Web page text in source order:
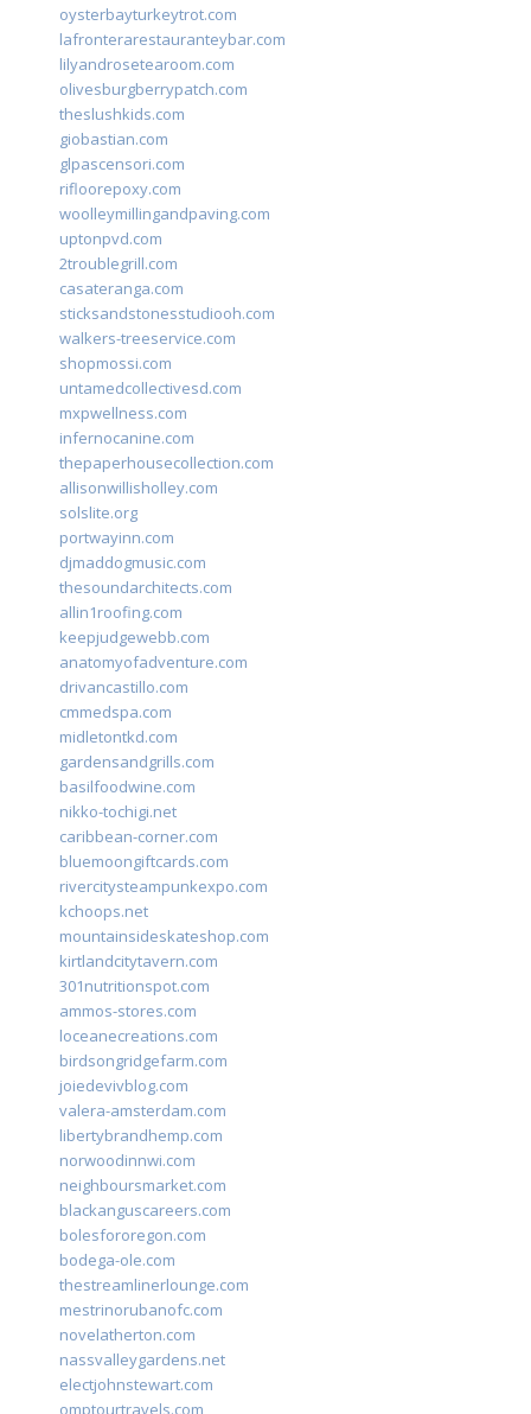
oysterbayturkeytrot.com
lafronterarestauranteybar.com
lilyandrosetearoom.com
olivesburgberrypatch.com
theslushkids.com
giobastian.com
glpascensori.com
rifloorepoxy.com
woolleymillingandpaving.com
uptonpvd.com
2troublegrill.com
casateranga.com
sticksandstonesstudiooh.com
walkers-treeservice.com
shopmossi.com
untamedcollectivesd.com
mxpwellness.com
infernocanine.com
thepaperhousecollection.com
allisonwillisholley.com
solslite.org
portwayinn.com
djmaddogmusic.com
thesoundarchitects.com
allin1roofing.com
keepjudgewebb.com
anatomyofadventure.com
drivancastillo.com
cmmedspa.com
midletontkd.com
gardensandgrills.com
basilfoodwine.com
nikko-tochigi.net
caribbean-corner.com
bluemoongiftcards.com
rivercitysteampunkexpo.com
kchoops.net
mountainsideskateshop.com
kirtlandcitytavern.com
301nutritionspot.com
ammos-stores.com
loceanecreations.com
birdsongridgefarm.com
joiedevivblog.com
valera-amsterdam.com
libertybrandhemp.com
norwoodinnwi.com
neighboursmarket.com
blackanguscareers.com
bolesfororegon.com
bodega-ole.com
thestreamlinerlounge.com
mestrinorubanofc.com
novelatherton.com
nassvalleygardens.net
electjohnstewart.com
omptourtravels.com